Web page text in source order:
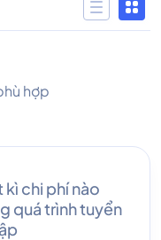
hợp
kì chi phí nào
quá trình tuyển